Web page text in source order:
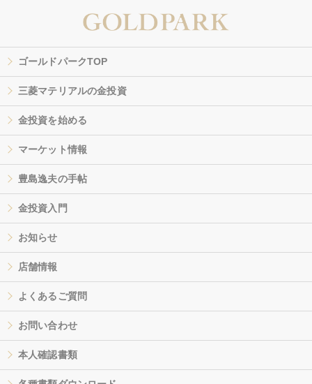
ゴールドパークTOP
三菱マテリアルの金投資
金投資を始める
マーケット情報
豊島逸夫の手帖
金投資入門
お知らせ
店舗情報
よくあるご質問
お問い合わせ
本人確認書類